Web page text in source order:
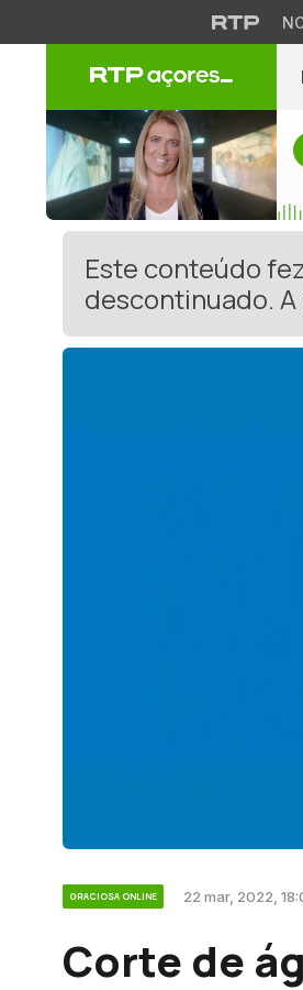
Este conteúdo
descontinuado.
GRACIOSA ONLINE 22 mar, 2022,
Corte de